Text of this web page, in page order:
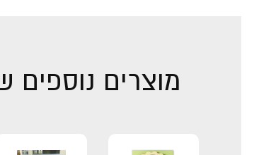
מוצרים נוספים